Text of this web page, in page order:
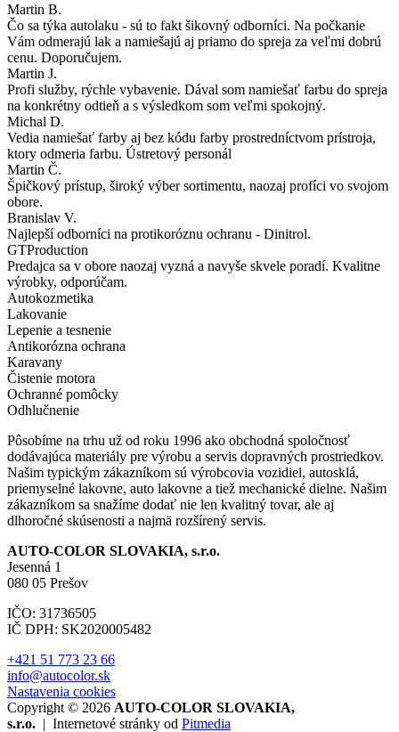
Martin B.
Čo sa týka autolaku - sú to fakt šikovný odborníci. Na počkanie
Vám odmerajú lak a namiešajú aj priamo do spreja za veľmi dobrú
cenu. Doporučujem.
Martin J.
Profi služby, rýchle vybavenie. Dával som namiešať farbu do spreja
na konkrétny odtieň a s výsledkom som veľmi spokojný.
Michal D.
Vedia namiešať farby aj bez kódu farby prostredníctvom prístroja,
ktory odmeria farbu. Ústretový personál
Martin Č.
Špičkový prístup, široký výber sortimentu, naozaj profíci vo svojom
obore.
Branislav V.
Najlepší odborníci na protikoróznu ochranu - Dinitrol.
GTProduction
Predajca sa v obore naozaj vyzná a navyše skvele poradí. Kvalitne
výrobky, odporúčam.
Autokozmetika
Lakovanie
Lepenie a tesnenie
Antikorózna ochrana
Karavany
Čistenie motora
Ochranné pomôcky
Odhlučnenie
Pôsobíme na trhu už od roku 1996 ako obchodná spoločnosť
dodávajúca materiály pre výrobu a servis dopravných prostriedkov.
Našim typickým zákazníkom sú výrobcovia vozidiel, autosklá,
priemyselné lakovne, auto lakovne a tiež mechanické dielne. Našim
zákazníkom sa snažíme dodať nie len kvalitný tovar, ale aj
dlhoročné skúsenosti a najmä rozšírený servis.
AUTO-COLOR SLOVAKIA, s.r.o.
Jesenná 1
080 05 Prešov
IČO: 31736505
IČ DPH: SK2020005482
+421 51 773 23 66
info@autocolor.sk
Nastavenia cookies
Copyright © 2026 AUTO-COLOR SLOVAKIA,
s.r.o. | Internetové stránky od Pitmedia